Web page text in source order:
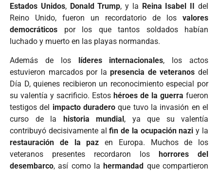
Estados Unidos, Donald Trump, y la Reina Isabel II
del
Reino Unido, fueron un recordatorio de los valores
democráticos por los que tantos soldados habían
luchado y muerto en las playas normandas.
Además de los líderes internacionales, los actos
estuvieron marcados por lapresencia de veteranos del
Día D, quienes recibieron un reconocimiento especial por
su valentía y sacrificio. Estos héroes de la guerra fueron
testigos del impacto duradero que tuvo la invasión en el
curso de la historia mundial, ya que su valentía
contribuyó decisivamente alfin de la ocupación nazi y la
restauración de la paz en Europa. Muchos de los
veteranos presentes recordaron los horrores del
desembarco, así como lahermandad que compartieron